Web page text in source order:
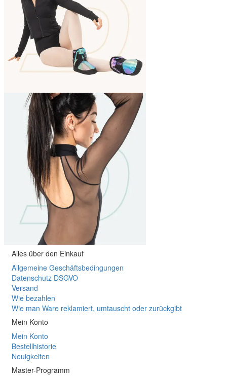
Alles über den Einkauf
Allgemeine Geschäftsbedingungen
Datenschutz DSGVO
Versand
Wie bezahlen
Wie man Ware reklamiert, umtauscht oder zurückgibt
Mein Konto
Mein Konto
Bestellhistorie
Neuigkeiten
Master-Programm